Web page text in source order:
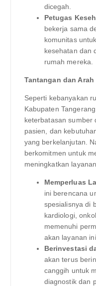
dicegah.
Petugas
bekerja sama
komunitas
kesehatan dan
rumah mereka.
Tantangan dan Arah
Seperti kebanyakan
Kabupaten
keterbatasan sumber
pasien, dan
yang berkelanjutan.
berkomitmen untuk
meningkatkan
Memperluas
ini berencana
spesialisnya di
kardiologi,
memenuhi
akan layanan ini.
Berinvestasi
akan terus
canggih untuk
diagnostik dan